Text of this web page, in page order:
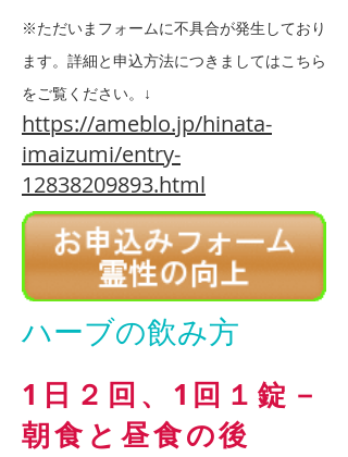
※ただいまフォームに不具合が発生しており
ます。詳細と申込方法につきましてはこちら
をご覧ください。↓
https://ameblo.jp/hinata-
imaizumi/entry-
12838209893.html
ハーブの飲み方
1日２回、1回１錠－
朝食と昼食の後